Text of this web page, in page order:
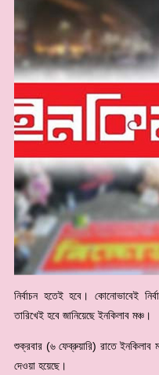
নির্বাচন হতেই হবে। কোনোভাবেই
তারিখেই হবে জানিয়েছে ইনকিলাব মঞ্চ।
শুক্রবার (৬ ফেব্রুয়ারি) রাতে
দেওয়া হয়েছে।